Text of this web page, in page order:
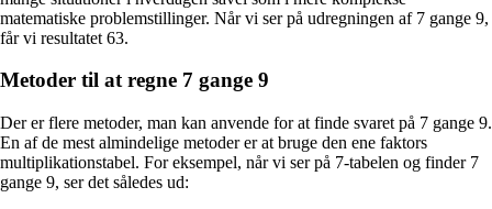
matematiske problemstillinger. Når vi ser på udregningen af 7 gange 9,
får vi resultatet 63.
Metoder til at regne 7 gange 9
Der er flere metoder, man kan anvende for at finde svaret på 7 gange 9.
En af de mest almindelige metoder er at bruge den ene faktors
multiplikationstabel. For eksempel, når vi ser på 7-tabelen og finder 7
gange 9, ser det således ud: